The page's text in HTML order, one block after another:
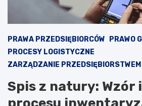
PRAWA PRZEDSIĘBIORCÓW
PRAWO
PROCESY LOGISTYCZNE
ZARZĄDZANIE PRZEDSIĘBIORSTWEM
Spis z natury: Wzór